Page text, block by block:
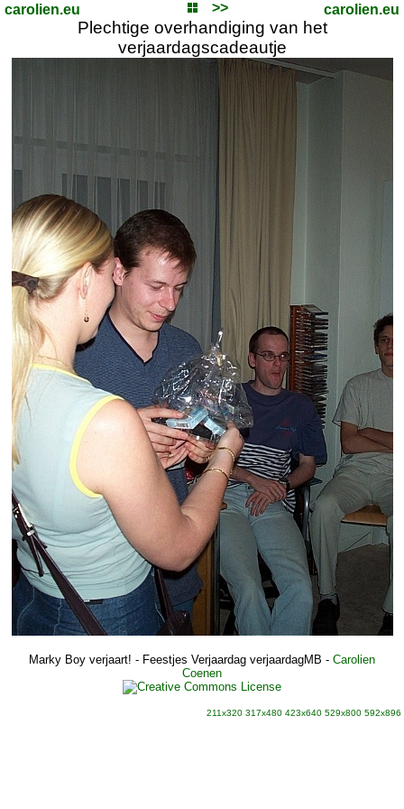
carolien.eu >> carolien.eu
Plechtige overhandiging van het
verjaardagscadeautje
Marky Boy verjaart! - Feestjes Verjaardag verjaardagMB - Carolien
Coenen
211x320 317x480 423x640 529x800 592x896